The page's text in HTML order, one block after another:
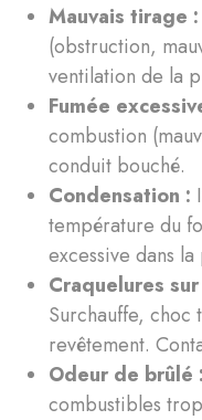
Mauvais tirage :
(obstruction,
ventilation de la
Fumée
combustion
conduit bouché.
Condensation :
température du
excessive dans la
Craquelures
Surchauffe, choc
revêtement.
Odeur de brûlé :
combustibles